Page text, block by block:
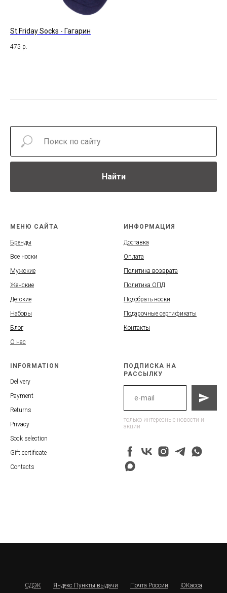
St.Friday Socks - Гагарин
475 р.
Найти
МЕНЮ САЙТА
Бренды
Все носки
Мужские
Женские
Детские
Наборы
Блог
О нас
ИНФОРМАЦИЯ
Доставка
Оплата
Политика возврата
Политика ОПД
Подобрать носки
Подарочные сертификаты
Контакты
INFORMATION
Delivery
Payment
Returns
Privacy
Sock selection
Gift certificate
Contacts
ПОДПИСКА НА
РАССЫЛКУ
только интересные новости и
акции
СДЭК Яндекс Пункты выдачи Почта России ЮКасса